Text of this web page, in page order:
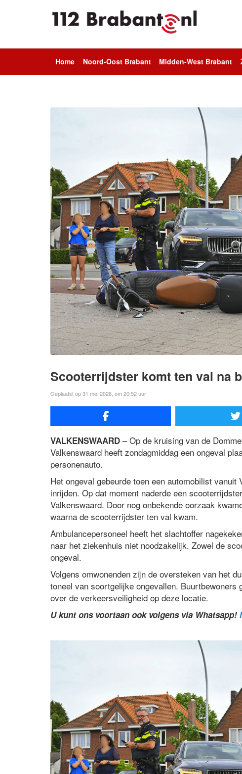
Home Noord-Oost Brabant Midden-West Brabant
Scooterrijdster komt ten val na
Geplaatst op 31 mei 2026, om 20:52 uur
VALKENSWAARD – Op de kruising van de
Valkenswaard heeft zondagmiddag een ongeval
personenauto.
Het ongeval gebeurde toen een automobilist
inrijden. Op dat moment naderde een
Valkenswaard. Door nog onbekende oorzaak
waarna de scooterrijdster ten val kwam.
Ambulancepersoneel heeft het slachtoffer
naar het ziekenhuis niet noodzakelijk. Zowel de
ongeval.
Volgens omwonenden zijn de oversteken van het
toneel van soortgelijke ongevallen.
over de verkeersveiligheid op deze locatie.
U kunt ons voortaan ook volgens via Whatsapp!